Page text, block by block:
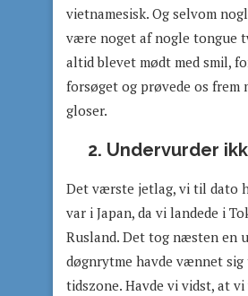
vietnamesisk. Og selvom
være noget af nogle tongue
altid blevet mødt med smil,
forsøget og prøvede os frem
gloser.
2. Undervurder
Det værste jetlag, vi til dato
var i Japan, da vi landede i
Rusland. Det tog næsten en
døgnrytme havde vænnet sig
tidszone. Havde vi vidst, at